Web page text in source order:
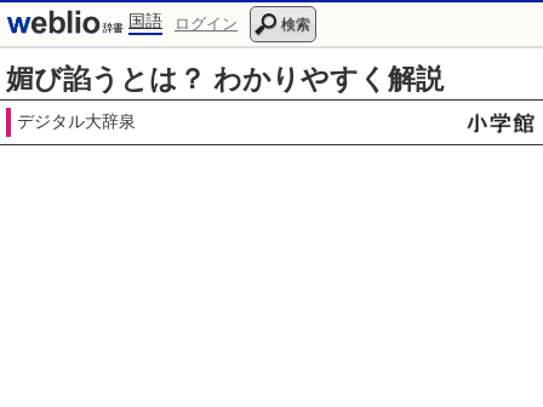
国語 ログイン 検索
媚び諂うとは？ わかりやすく解説
デジタル大辞泉